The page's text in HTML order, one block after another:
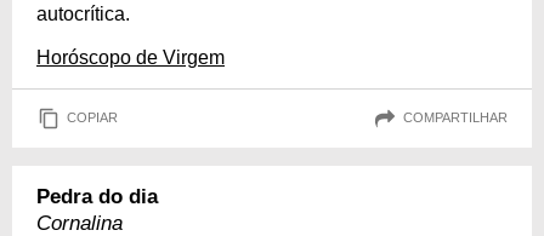
autocrítica.
Horóscopo de Virgem
COPIAR COMPARTILHAR
Pedra do dia
Cornalina